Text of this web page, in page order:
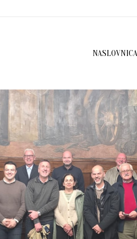
NASLOVNICA